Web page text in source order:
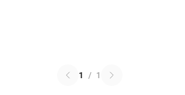
1 / 1